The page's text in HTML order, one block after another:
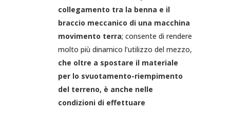
collegamento tra la benna e il
braccio meccanico di una macchina
movimento terra; consente di rendere
molto più dinamico l’utilizzo del mezzo,
che oltre a spostare il materiale
per lo svuotamento-riempimento
del terreno, è anche nelle
condizioni di effettuare